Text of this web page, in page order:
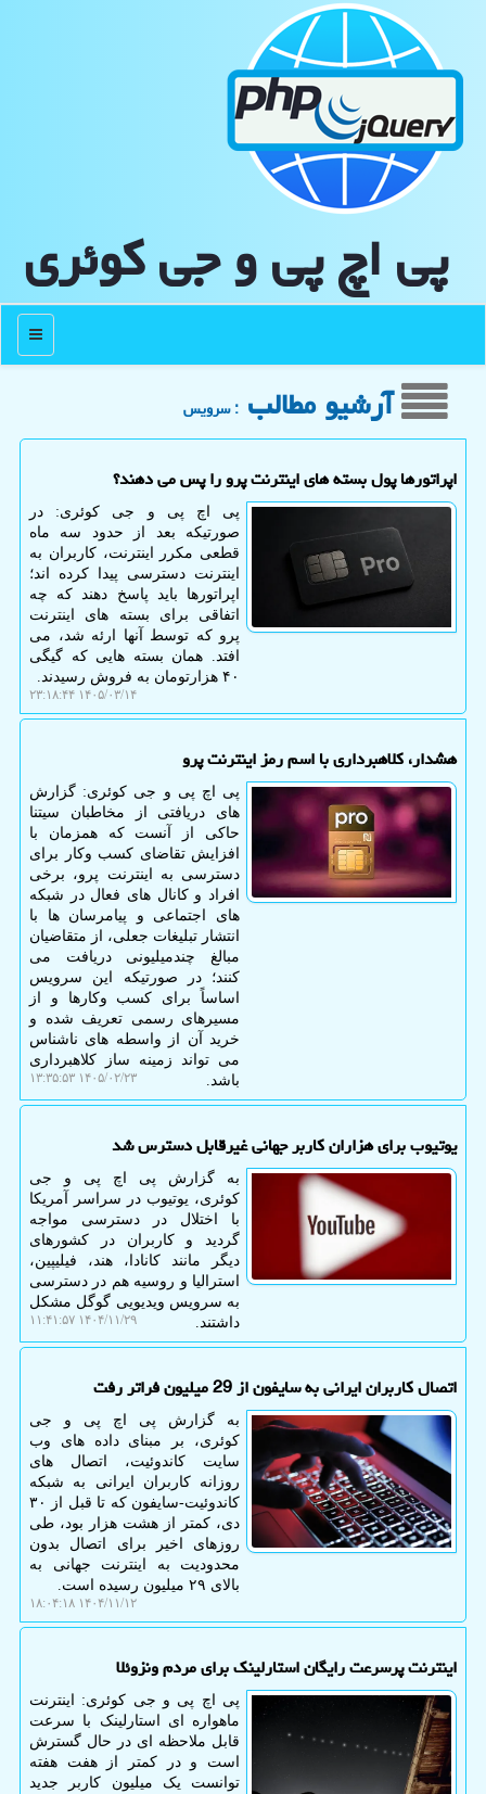
پی اچ پی و جی كوئری
منو
آرشیو مطالب : سرویس
اپراتورها پول بسته های اینترنت پرو را پس می دهند؟
پی اچ پی و جی کوئری: در
صورتیکه بعد از حدود سه ماه
قطعی مکرر اینترنت، کاربران به
اینترنت دسترسی پیدا کرده اند؛
اپراتورها باید پاسخ دهند که چه
اتفاقی برای بسته های اینترنت
پرو که توسط آنها ارئه شد، می
افتد. همان بسته هایی که گیگی
۴۰ هزارتومان به فروش رسیدند.
۱۴۰۵/۰۳/۱۴ ۲۳:۱۸:۴۴
هشدار، کلاهبرداری با اسم رمز اینترنت پرو
پی اچ پی و جی کوئری: گزارش
های دریافتی از مخاطبان سیتنا
حاکی از آنست که همزمان با
افزایش تقاضای کسب وکار برای
دسترسی به اینترنت پرو، برخی
افراد و کانال های فعال در شبکه
های اجتماعی و پیامرسان ها با
انتشار تبلیغات جعلی، از متقاضیان
مبالغ چندمیلیونی دریافت می
کنند؛ در صورتیکه این سرویس
اساساً برای کسب وکارها و از
مسیرهای رسمی تعریف شده و
خرید آن از واسطه های ناشناس
می تواند زمینه ساز کلاهبرداری
باشد.
۱۴۰۵/۰۲/۲۳ ۱۳:۳۵:۵۳
یوتیوب برای هزاران کاربر جهانی غیرقابل دسترس شد
به گزارش پی اچ پی و جی
کوئری، یوتیوب در سراسر آمریکا
با اختلال در دسترسی مواجه
گردید و کاربران در کشورهای
دیگر مانند کانادا، هند، فیلیپین،
استرالیا و روسیه هم در دسترسی
به سرویس ویدیویی گوگل مشکل
داشتند.
۱۴۰۴/۱۱/۲۹ ۱۱:۴۱:۵۷
اتصال کاربران ایرانی به سایفون از 29 میلیون فراتر رفت
به گزارش پی اچ پی و جی
کوئری، بر مبنای داده های وب
سایت کاندوئیت، اتصال های
روزانه کاربران ایرانی به شبکه
کاندوئیت-سایفون که تا قبل از ۳۰
دی، کمتر از هشت هزار بود، طی
روزهای اخیر برای اتصال بدون
محدودیت به اینترنت جهانی به
بالای ۲۹ میلیون رسیده است.
۱۴۰۴/۱۱/۱۲ ۱۸:۰۴:۱۸
اینترنت پرسرعت رایگان استارلینک برای مردم ونزوئلا
پی اچ پی و جی کوئری: اینترنت
ماهواره ای استارلینک با سرعت
قابل ملاحظه ای در حال گسترش
است و در کمتر از هفت هفته
توانست یک میلیون کاربر جدید